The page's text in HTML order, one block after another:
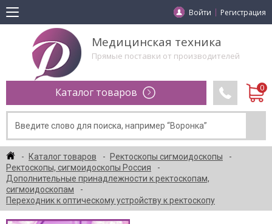
Войти Регистрация
Медицинская техника
Прямые поставки от производителей
Каталог товаров
Каталог товаров
Ректоскопы сигмоидоскопы
Ректоскопы, сигмоидоскопы Россия
Дополнительные принадлежности к ректоскопам,
сигмоидоскопам
Переходник к оптическому устройству к ректоскопу